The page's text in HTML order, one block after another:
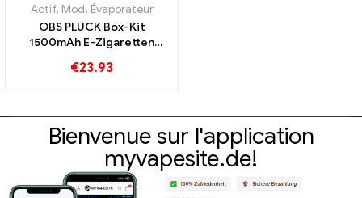
Actif, Mod, Évaporateur
OBS PLUCK Box-Kit
1500mAh E-Zigaretten
€23.93
Bienvenue sur l'application
myvapesite.de!